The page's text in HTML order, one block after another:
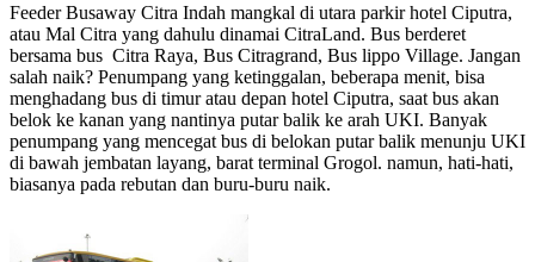
Feeder Busaway Citra Indah mangkal di utara parkir hotel Ciputra,
atau Mal Citra yang dahulu dinamai CitraLand. Bus berderet
bersama bus Citra Raya, Bus Citragrand, Bus lippo Village. Jangan
salah naik? Penumpang yang ketinggalan, beberapa menit, bisa
menghadang bus di timur atau depan hotel Ciputra, saat bus akan
belok ke kanan yang nantinya putar balik ke arah UKI. Banyak
penumpang yang mencegat bus di belokan putar balik menunju UKI
di bawah jembatan layang, barat terminal Grogol. namun, hati-hati,
biasanya pada rebutan dan buru-buru naik.